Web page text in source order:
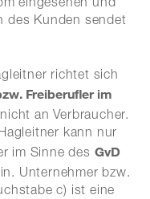
eingesehen und
des Kunden sendet
richtet sich
Freiberufler im
an Verbraucher.
kann nur
im Sinne des GvD
Unternehmer bzw.
c) ist eine